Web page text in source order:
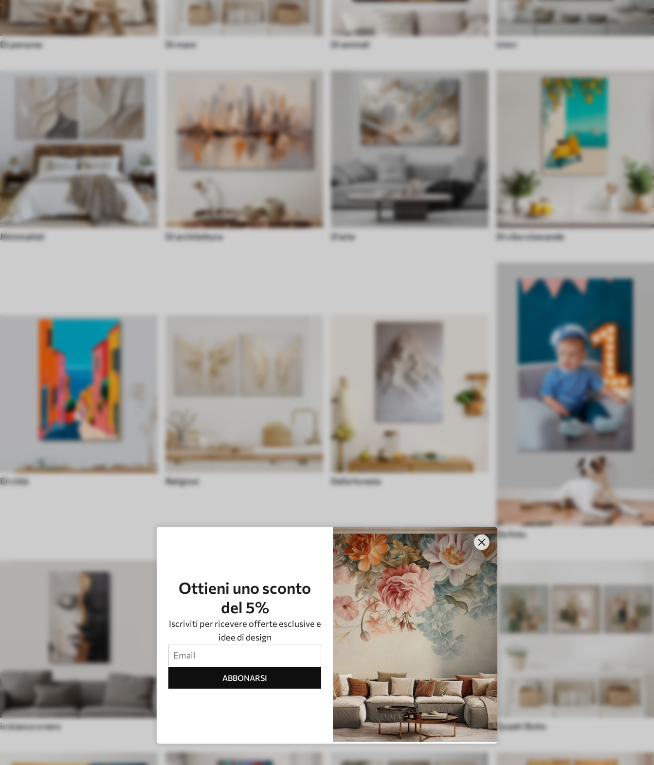
Ottieni uno sconto
del 5%
Iscriviti per ricevere offerte esclusive e
idee di design
ABBONARSI
Di persone Di mare Di animali Unici
Minimalisti Di architettura D'arte Di cibo e bevande
Di città Religiosi Della foresta
Da foto
in bianco e nero Pietra, marmo e fluido Quadri Boho